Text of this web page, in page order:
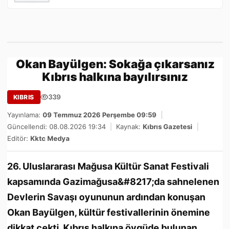
Okan Bayülgen: Sokağa çıkarsanız
Kıbrıs halkına bayılırsınız
KIBRIS 339
Yayınlama: 09 Temmuz 2026 Perşembe 09:59
Güncellendi: 08.08.2026 19:34
Kaynak: Kıbrıs Gazetesi
Editör: Kktc Medya
26. Uluslararası Mağusa Kültür Sanat Festivali
kapsamında Gazimağusa&#8217;da sahnelenen
Devlerin Savaşı oyununun ardından konuşan
Okan Bayülgen, kültür festivallerinin önemine